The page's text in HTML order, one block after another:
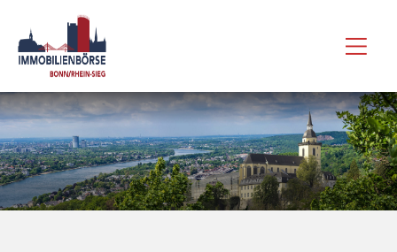
Inhalt
springen